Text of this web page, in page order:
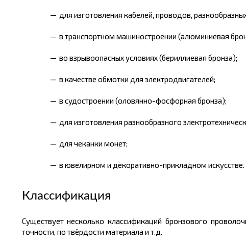
для изготовления кабелей, проводов,
в транспортном машиностроении (алюминиевая
во взрывоопасных условиях (бериллиевая бронза);
в качестве обмотки для электродвигателей;
в судостроении (оловянно-фосфорная бронза);
для изготовления разнообразного
для чеканки монет;
в ювелирном и декоративно-прикладном искусстве.
Классификация
Существует несколько классификаций бронзового
точности, по твёрдости материала и т.д.